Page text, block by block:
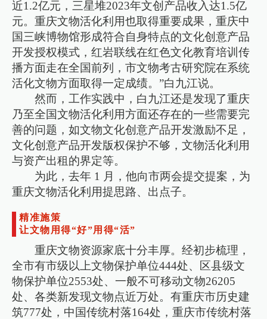
近1.2亿元，三星堆2023年文创产品收入达1.5亿
元。重庆文物活化利用也取得重要成果，重庆中
国三峡博物馆形成符合自身特点的文化创意产品
开发授权模式，红岩联线在红色文化教育培训传
播方面走在全国前列，市文物考古研究院在系统
活化文物方面取得一定成绩。”白九江说。
然而，工作实践中，白九江还是发现了重庆
乃至全国文物活化利用方面还存在的一些需要完
善的问题，如文物文化创意产品开发激励不足，
文化创意产品开发版权保护不够，文物活化利用
与资产出租的界定等。
为此，去年 1 月，他向市两会提交提案，为
重庆文物活化利用提思路、出点子。
精准施策
让文物用得“好”用得“活”
重庆文物资源家底十分丰厚。经初步梳理，
全市有市级以上文物保护单位444处、区县级文
物保护单位2553处、一般不可移动文物26205
处、各类新发现文物点近万处。有重庆市历史建
筑777处，中国传统村落164处，重庆市传统村落